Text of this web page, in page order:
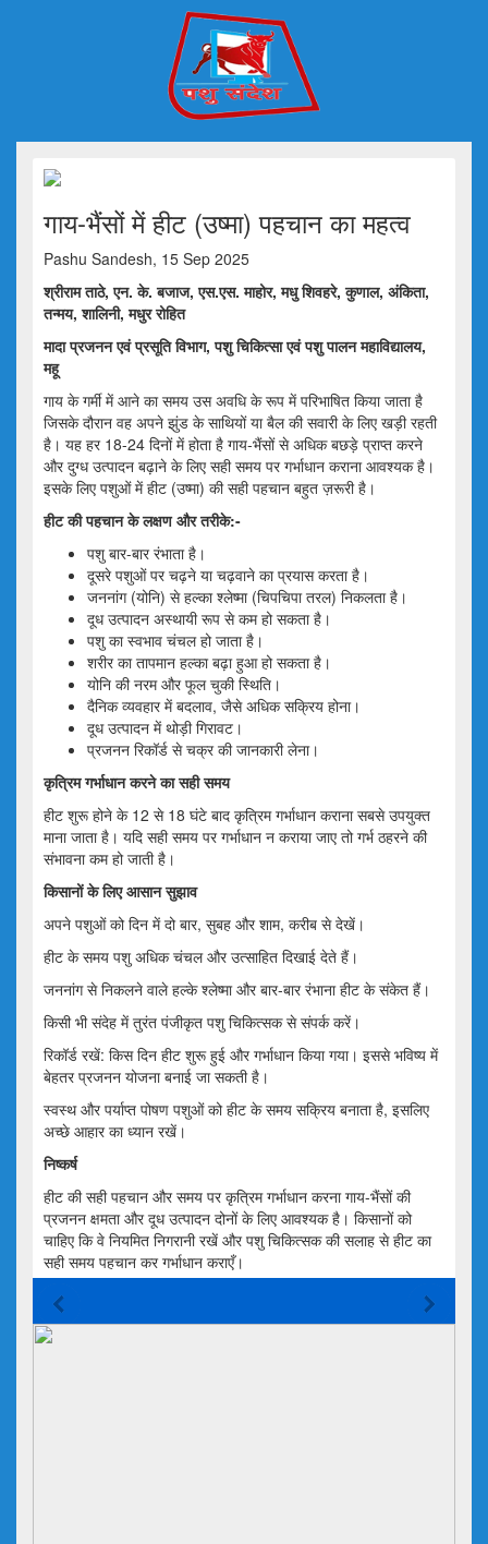
गाय-भैंसों में हीट (उष्मा) पहचान का महत्व
Pashu Sandesh, 15 Sep 2025
श्रीराम ताठे, एन. के. बजाज, एस.एस. माहोर, मधु शिवहरे, कुणाल, अंकिता,
तन्मय, शालिनी, मधुर रोहित
मादा प्रजनन एवं प्रसूति विभाग, पशु चिकित्सा एवं पशु पालन महाविद्यालय,
महू
गाय के गर्मी में आने का समय उस अवधि के रूप में परिभाषित किया जाता है
जिसके दौरान वह अपने झुंड के साथियों या बैल की सवारी के लिए खड़ी रहती
है। यह हर 18-24 दिनों में होता है गाय-भैंसों से अधिक बछड़े प्राप्त करने
और दुग्ध उत्पादन बढ़ाने के लिए सही समय पर गर्भाधान कराना आवश्यक है।
इसके लिए पशुओं में हीट (उष्मा) की सही पहचान बहुत ज़रूरी है।
हीट की पहचान के लक्षण और तरीके:-
पशु बार-बार रंभाता है।
दूसरे पशुओं पर चढ़ने या चढ़वाने का प्रयास करता है।
जननांग (योनि) से हल्का श्लेष्मा (चिपचिपा तरल) निकलता है।
दूध उत्पादन अस्थायी रूप से कम हो सकता है।
पशु का स्वभाव चंचल हो जाता है।
शरीर का तापमान हल्का बढ़ा हुआ हो सकता है।
योनि की नरम और फूल चुकी स्थिति।
दैनिक व्यवहार में बदलाव, जैसे अधिक सक्रिय होना।
दूध उत्पादन में थोड़ी गिरावट।
प्रजनन रिकॉर्ड से चक्र की जानकारी लेना।
कृत्रिम गर्भाधान करने का सही समय
हीट शुरू होने के 12 से 18 घंटे बाद कृत्रिम गर्भाधान कराना सबसे उपयुक्त
माना जाता है। यदि सही समय पर गर्भाधान न कराया जाए तो गर्भ ठहरने की
संभावना कम हो जाती है।
किसानों के लिए आसान सुझाव
अपने पशुओं को दिन में दो बार, सुबह और शाम, करीब से देखें।
हीट के समय पशु अधिक चंचल और उत्साहित दिखाई देते हैं।
जननांग से निकलने वाले हल्के श्लेष्मा और बार-बार रंभाना हीट के संकेत हैं।
किसी भी संदेह में तुरंत पंजीकृत पशु चिकित्सक से संपर्क करें।
रिकॉर्ड रखें: किस दिन हीट शुरू हुई और गर्भाधान किया गया। इससे भविष्य में
बेहतर प्रजनन योजना बनाई जा सकती है।
स्वस्थ और पर्याप्त पोषण पशुओं को हीट के समय सक्रिय बनाता है, इसलिए
अच्छे आहार का ध्यान रखें।
निष्कर्ष
हीट की सही पहचान और समय पर कृत्रिम गर्भाधान करना गाय-भैंसों की
प्रजनन क्षमता और दूध उत्पादन दोनों के लिए आवश्यक है। किसानों को
चाहिए कि वे नियमित निगरानी रखें और पशु चिकित्सक की सलाह से हीट का
सही समय पहचान कर गर्भाधान कराएँ।